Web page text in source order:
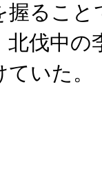
握るこ
北伐中の
いた。